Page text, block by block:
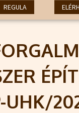
REGULA
UHK/